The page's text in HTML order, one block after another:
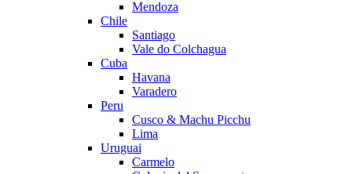
Mendoza
Chile
Santiago
Vale do Colchagua
Cuba
Havana
Varadero
Peru
Cusco & Machu Picchu
Lima
Uruguai
Carmelo